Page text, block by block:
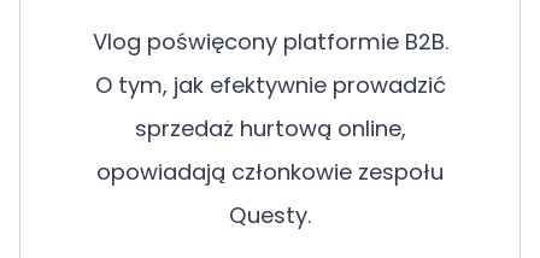
Vlog poświęcony platformie B2B.
O tym, jak efektywnie prowadzić
sprzedaż hurtową online,
opowiadają członkowie zespołu
Questy.